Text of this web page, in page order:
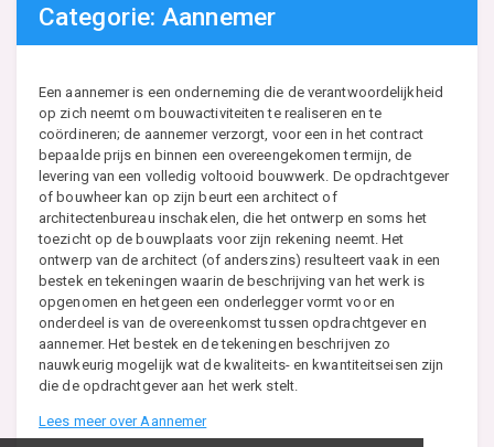
Categorie: Aannemer
Een aannemer is een onderneming die de verantwoordelijkheid
op zich neemt om bouwactiviteiten te realiseren en te
coördineren; de aannemer verzorgt, voor een in het contract
bepaalde prijs en binnen een overeengekomen termijn, de
levering van een volledig voltooid bouwwerk. De opdrachtgever
of bouwheer kan op zijn beurt een architect of
architectenbureau inschakelen, die het ontwerp en soms het
toezicht op de bouwplaats voor zijn rekening neemt. Het
ontwerp van de architect (of anderszins) resulteert vaak in een
bestek en tekeningen waarin de beschrijving van het werk is
opgenomen en hetgeen een onderlegger vormt voor en
onderdeel is van de overeenkomst tussen opdrachtgever en
aannemer. Het bestek en de tekeningen beschrijven zo
nauwkeurig mogelijk wat de kwaliteits- en kwantiteitseisen zijn
die de opdrachtgever aan het werk stelt.
Lees meer over Aannemer